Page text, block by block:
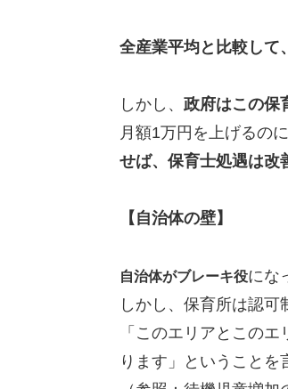
全産業平均と比較して
しかし、 政府はこの保
月額1万円を上げるの
せば、保育士処遇は改
【自治体の壁】
自治体がブレーキ役にな
しかし、保育所は認可
「このエリアとこの
ります」ということを